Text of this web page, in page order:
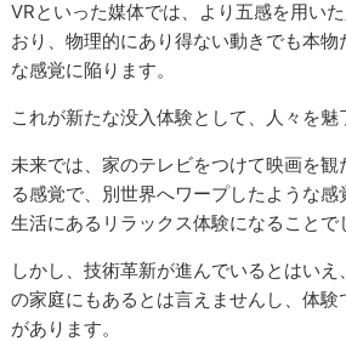
VRといった媒体では、より五感を用い
おり、物理的にあり得ない動きでも本物
な感覚に陥ります。
これが新たな没入体験として、人々を魅
未来では、家のテレビをつけて映画を観
る感覚で、別世界へワープしたような感
生活にあるリラックス体験になることで
しかし、技術革新が進んでいるとはい
の家庭にもあるとは言えませんし、体
があります。